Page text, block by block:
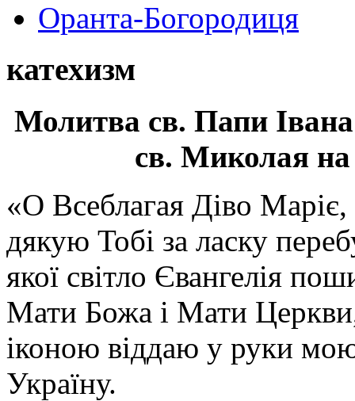
Оранта-Богородиця
катехизм
Молитва св. Папи
св. Миколая на
«О Всеблагая Діво
дякую Тобі за ласку
якої світло Євангелія
Мати Божа і Мати
іконою віддаю у руки
Україну.